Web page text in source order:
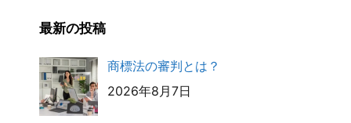
最新の投稿
商標法の審判とは？
2026年8月7日